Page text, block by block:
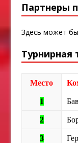
Партнеры
Здесь может
Турнирная
Место
1
2
3